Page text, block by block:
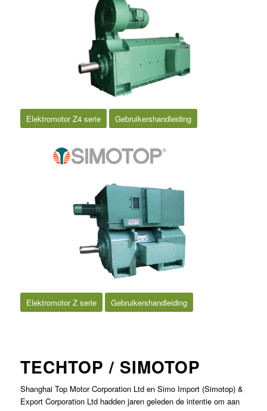
Elektromotor Z4 serie Gebruikershandleiding
Elektromotor Z serie Gebruikershandleiding
TECHTOP / SIMOTOP
Shanghai Top Motor Corporation Ltd en Simo Import (Simotop) &
Export Corporation Ltd hadden jaren geleden de intentie om aan